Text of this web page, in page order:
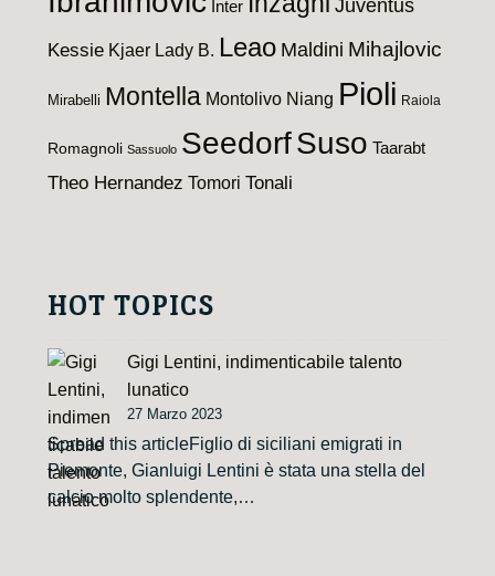
Inter Juventus
Kessie Kjaer Lady B. Leao Maldini Mihajlovic
Mirabelli Montella Montolivo Niang Pioli Raiola
Romagnoli Sassuolo SeedorfSuso Taarabt
Theo Hernandez Tomori Tonali
HOT TOPICS
Gigi Lentini, indimenticabile talento
lunatico
27 Marzo 2023
Spread this articleFiglio di siciliani emigrati in
Piemonte, Gianluigi Lentini è stata una stella del
calcio molto splendente,…